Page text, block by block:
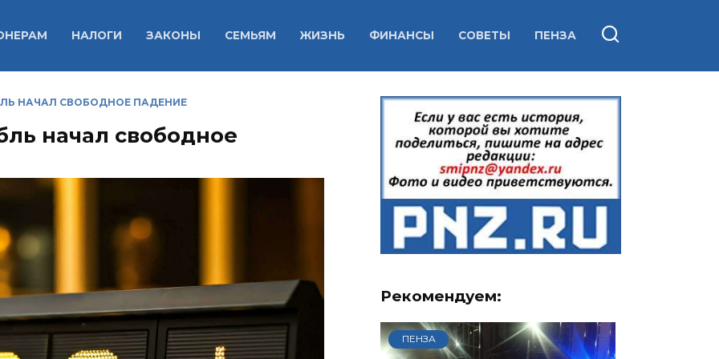
НАЛОГИ ЗАКОНЫ СЕМЬЯМ ЖИЗНЬ ФИНАНСЫ СОВЕТЫ ПЕНЗА
НАЧАЛ СВОБОДНОЕ ПАДЕНИЕ
начал свободное
Рекомендуем:
ПЕНЗА